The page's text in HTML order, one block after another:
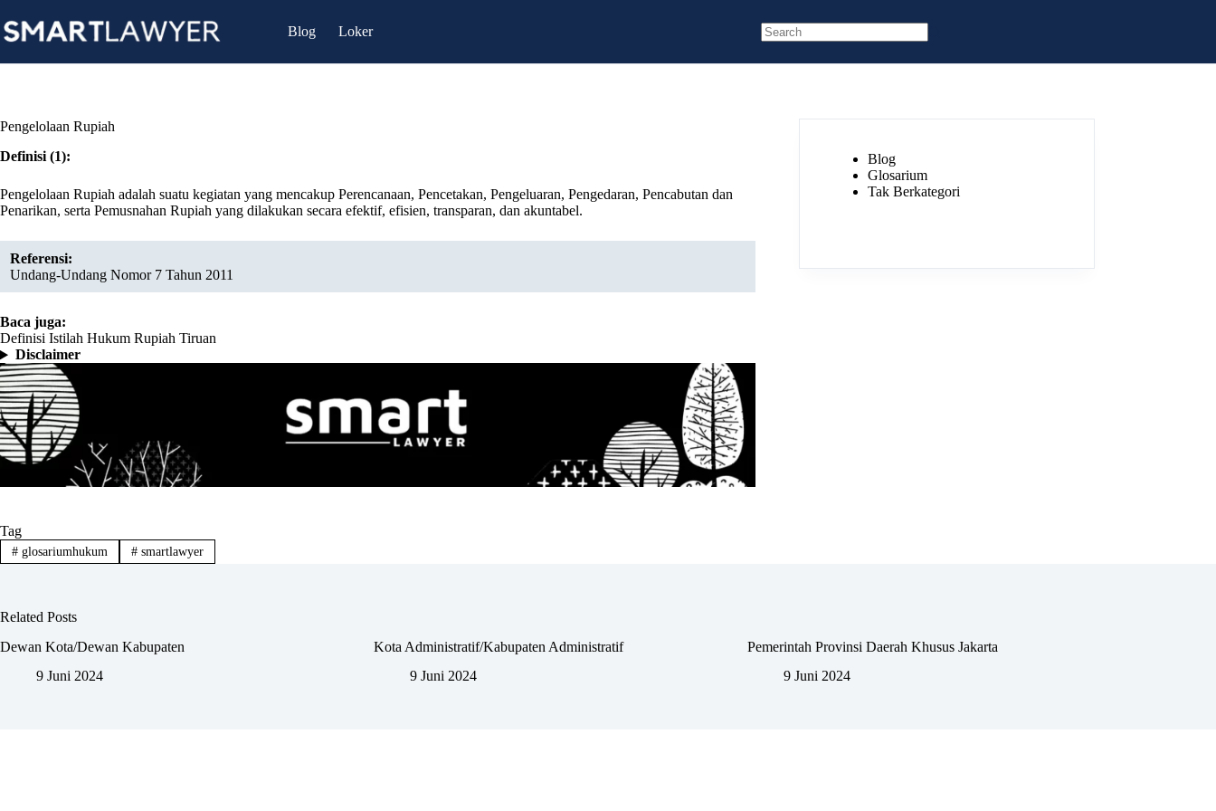
to
content
Blog
Loker
results
Pengelolaan Rupiah
Definisi (1):
Pengelolaan Rupiah adalah suatu kegiatan yang mencakup Perencanaan, Pencetakan, Pengeluaran, Pengedaran, Pencabutan dan
Penarikan, serta Pemusnahan Rupiah yang dilakukan secara efektif, efisien, transparan, dan akuntabel.
Referensi:
Undang-Undang Nomor 7 Tahun 2011
Baca juga:
Definisi Istilah Hukum Rupiah Tiruan
Disclaimer
Tag
#glosariumhukum #smartlawyer
Blog
Glosarium
Tak Berkategori
Related Posts
Dewan Kota/Dewan Kabupaten
9 Juni 2024
Kota Administratif/Kabupaten Administratif
9 Juni 2024
Pemerintah Provinsi Daerah Khusus Jakarta
9 Juni 2024